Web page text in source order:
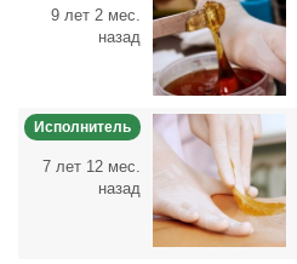
9 лет 2 мес.
назад
Исполнитель
7 лет 12 мес.
назад